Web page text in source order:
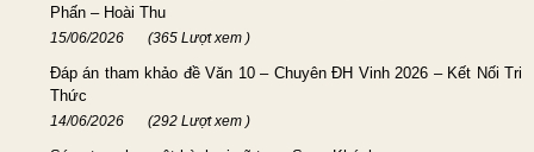
Phấn – Hoài Thu
15/06/2026 (365 Lượt xem )
Đáp án tham khảo đề Văn 10 – Chuyên ĐH Vinh 2026 – Kết Nối Tri
Thức
14/06/2026 (292 Lượt xem )